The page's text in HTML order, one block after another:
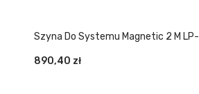
Szyna Do Systemu Magnetic 2 M LP-
890,40 zł